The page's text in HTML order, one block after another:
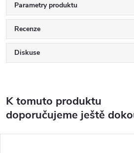
Parametry produktu
Recenze
Diskuse
K tomuto produktu
doporučujeme ještě